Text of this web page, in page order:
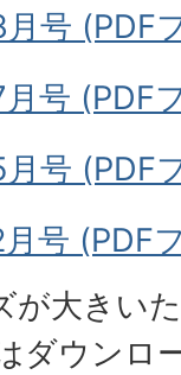
号 (PDF
号 (PDF
号 (PDF
号 (PDF
が大きい
ダウンロ